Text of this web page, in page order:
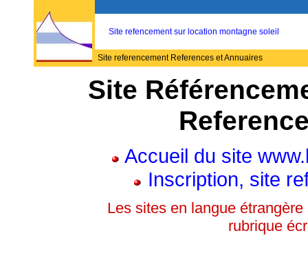
Site refencement sur location montagne soleil
Site referencement References et Annuaires
Site
Accueil du site
Inscription, site
Les sites en langue
rubrique